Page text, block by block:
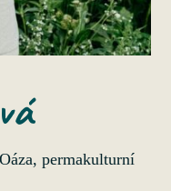
permakulturní